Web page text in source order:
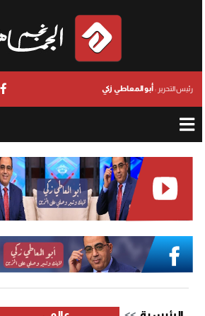
رئيس التحرير : أبو المعاطي زكي